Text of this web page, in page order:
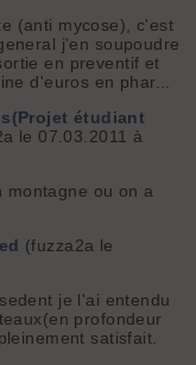
(anti mycose), c'est
j'en soupoudre
en preventif et
d'euros en phar...
étudiant
le 07.03.2011 à
montagne ou on a
(fuzza2a le
je l'ai entendu
profondeur
satisfait.